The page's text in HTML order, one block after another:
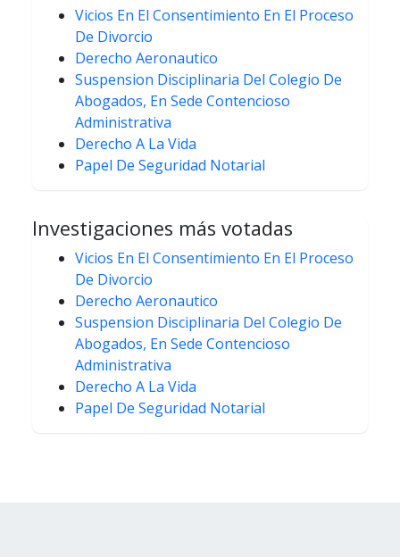
Vicios En El Consentimiento En El Proceso
De Divorcio
Derecho Aeronautico
Suspension Disciplinaria Del Colegio De
Abogados, En Sede Contencioso
Administrativa
Derecho A La Vida
Papel De Seguridad Notarial
Investigaciones más votadas
Vicios En El Consentimiento En El Proceso
De Divorcio
Derecho Aeronautico
Suspension Disciplinaria Del Colegio De
Abogados, En Sede Contencioso
Administrativa
Derecho A La Vida
Papel De Seguridad Notarial